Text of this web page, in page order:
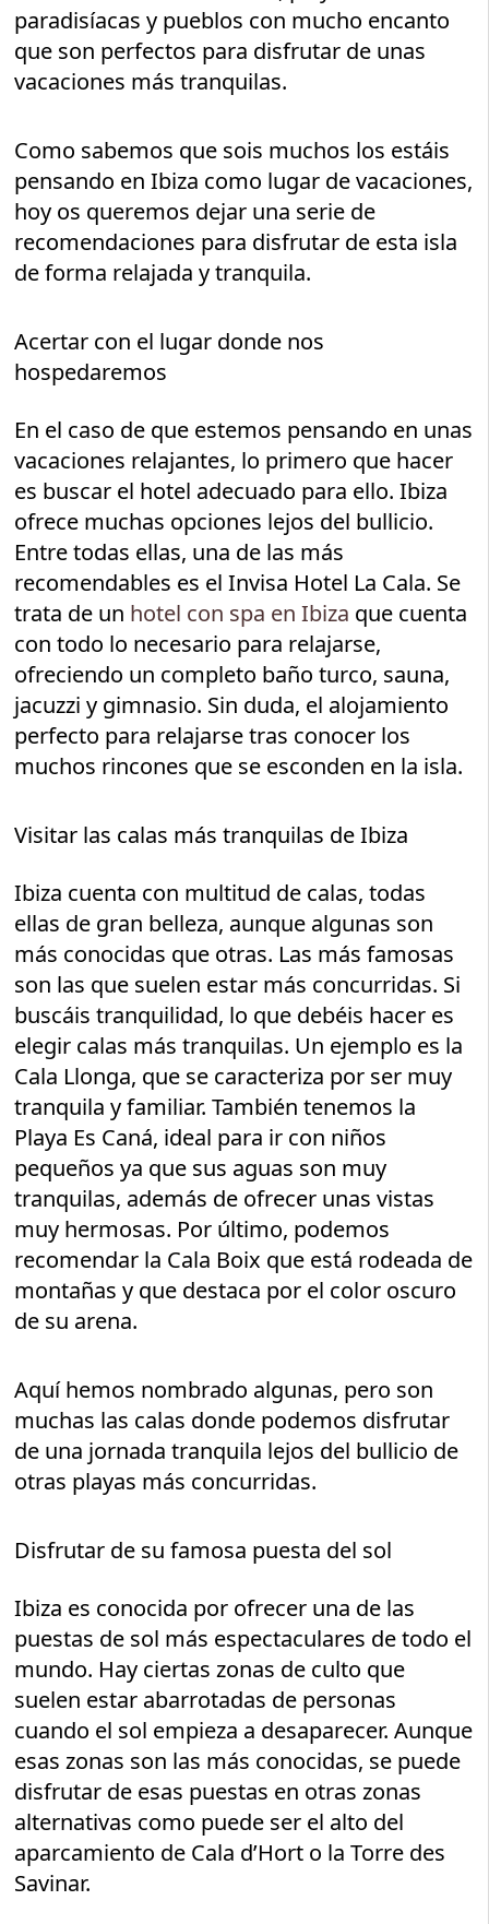
paradisíacas y pueblos con mucho encanto
que son perfectos para disfrutar de unas
vacaciones más tranquilas.
Como sabemos que sois muchos los estáis
pensando en Ibiza como lugar de vacaciones,
hoy os queremos dejar una serie de
recomendaciones para disfrutar de esta isla
de forma relajada y tranquila.
Acertar con el lugar donde nos
hospedaremos
En el caso de que estemos pensando en unas
vacaciones relajantes, lo primero que hacer
es buscar el hotel adecuado para ello. Ibiza
ofrece muchas opciones lejos del bullicio.
Entre todas ellas, una de las más
recomendables es el Invisa Hotel La Cala. Se
trata de un hotel con spa en Ibiza que cuenta
con todo lo necesario para relajarse,
ofreciendo un completo baño turco, sauna,
jacuzzi y gimnasio. Sin duda, el alojamiento
perfecto para relajarse tras conocer los
muchos rincones que se esconden en la isla.
Visitar las calas más tranquilas de Ibiza
Ibiza cuenta con multitud de calas, todas
ellas de gran belleza, aunque algunas son
más conocidas que otras. Las más famosas
son las que suelen estar más concurridas. Si
buscáis tranquilidad, lo que debéis hacer es
elegir calas más tranquilas. Un ejemplo es la
Cala Llonga, que se caracteriza por ser muy
tranquila y familiar. También tenemos la
Playa Es Caná, ideal para ir con niños
pequeños ya que sus aguas son muy
tranquilas, además de ofrecer unas vistas
muy hermosas. Por último, podemos
recomendar la Cala Boix que está rodeada de
montañas y que destaca por el color oscuro
de su arena.
Aquí hemos nombrado algunas, pero son
muchas las calas donde podemos disfrutar
de una jornada tranquila lejos del bullicio de
otras playas más concurridas.
Disfrutar de su famosa puesta del sol
Ibiza es conocida por ofrecer una de las
puestas de sol más espectaculares de todo el
mundo. Hay ciertas zonas de culto que
suelen estar abarrotadas de personas
cuando el sol empieza a desaparecer. Aunque
esas zonas son las más conocidas, se puede
disfrutar de esas puestas en otras zonas
alternativas como puede ser el alto del
aparcamiento de Cala d’Hort o la Torre des
Savinar.